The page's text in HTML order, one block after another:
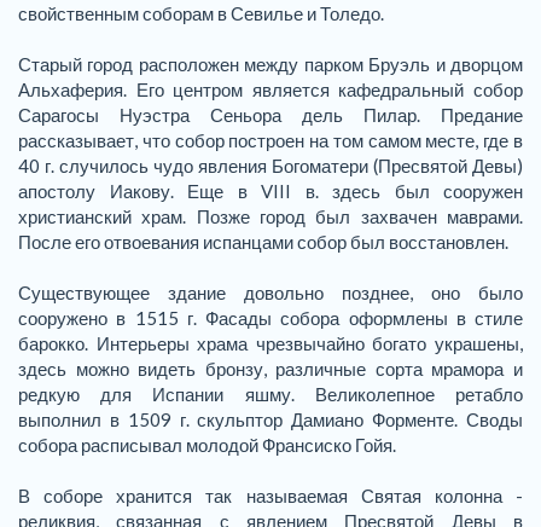
свойственным соборам в Севилье и Толедо.
Старый город расположен между парком Бруэль и дворцом
Альхаферия. Его центром является кафедральный собор
Сарагосы Нуэстра Сеньора дель Пилар. Предание
рассказывает, что собор построен на том самом месте, где в
40 г. случилось чудо явления Богоматери (Пресвятой Девы)
апостолу Иакову. Еще в VIII в. здесь был сооружен
христианский храм. Позже город был захвачен маврами.
После его отвоевания испанцами собор был восстановлен.
Существующее здание довольно позднее, оно было
сооружено в 1515 г. Фасады собора оформлены в стиле
барокко. Интерьеры храма чрезвычайно богато украшены,
здесь можно видеть бронзу, различные сорта мрамора и
редкую для Испании яшму. Великолепное ретабло
выполнил в 1509 г. скульптор Дамиано Форменте. Своды
собора расписывал молодой Франсиско Гойя.
В соборе хранится так называемая Святая колонна -
реликвия, связанная с явлением Пресвятой Девы в